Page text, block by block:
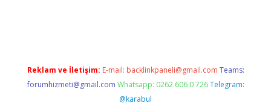
Reklam ve İletişim: E-mail: backlinkpaneli@gmail.com Teams:
forumhizmeti@gmail.com Whatsapp: 0262 606 0 726 Telegram:
@karabul